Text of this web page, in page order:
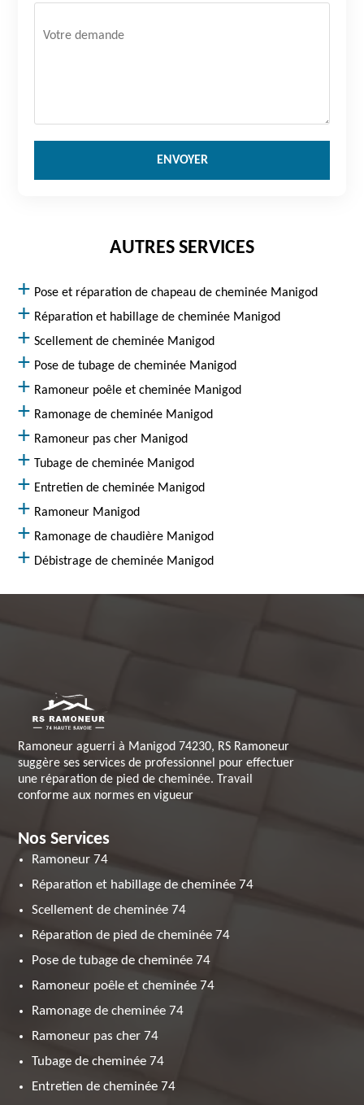
AUTRES SERVICES
Pose et réparation de chapeau de cheminée Manigod
Réparation et habillage de cheminée Manigod
Scellement de cheminée Manigod
Pose de tubage de cheminée Manigod
Ramoneur poêle et cheminée Manigod
Ramonage de cheminée Manigod
Ramoneur pas cher Manigod
Tubage de cheminée Manigod
Entretien de cheminée Manigod
Ramoneur Manigod
Ramonage de chaudière Manigod
Débistrage de cheminée Manigod
Ramoneur aguerri à Manigod 74230, RS Ramoneur
suggère ses services de professionnel pour effectuer
une réparation de pied de cheminée. Travail
conforme aux normes en vigueur
Nos Services
Ramoneur 74
Réparation et habillage de cheminée 74
Scellement de cheminée 74
Réparation de pied de cheminée 74
Pose de tubage de cheminée 74
Ramoneur poêle et cheminée 74
Ramonage de cheminée 74
Ramoneur pas cher 74
Tubage de cheminée 74
Entretien de cheminée 74